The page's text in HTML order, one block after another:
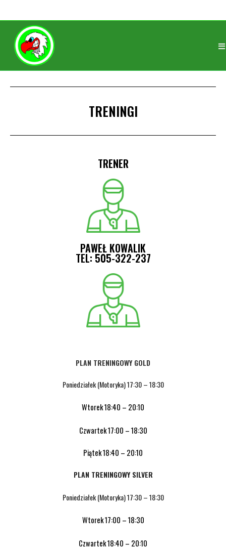
TRENINGI
TRENER
PAWEŁ KOWALIK
TEL: 505-322-237
PLAN TRENINGOWY GOLD
Poniedziałek (Motoryka) 17:30 – 18:30
Wtorek18:40 – 20:10
Czwartek17:00 – 18:30
Piątek18:40 – 20:10
PLAN TRENINGOWY SILVER
Poniedziałek (Motoryka) 17:30 – 18:30
Wtorek17:00 – 18:30
Czwartek18:40 – 20:10